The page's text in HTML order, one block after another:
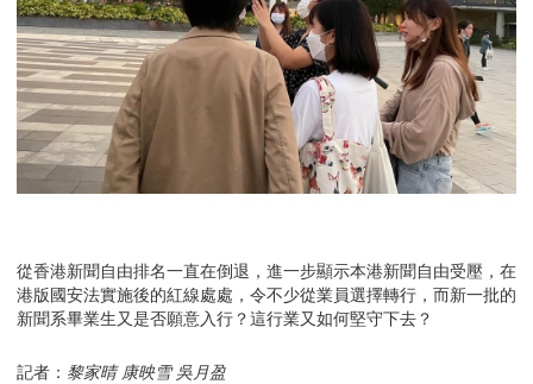
從香港新聞自由排名一直在倒退，進一步顯示本港新聞自由受壓，在
港版國安法實施後的紅線處處，令不少從業員選擇轉行，而新一批的
新聞系畢業生又是否願意入行？這行業又如何堅守下去？
記者： 黎家晴 康映雪 吳月盈